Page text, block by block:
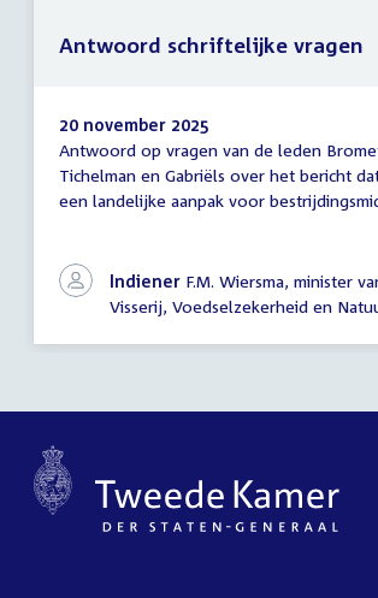
Antwoord
schriftelijke
vragen
20 november 2025
Antwoord op vragen van de leden
Tichelman en Gabriëls over het bericht
een landelijke aanpak voor
Indiener F.M. Wiersma, minister
Visserij, Voedselzekerheid en
Antwoord schriftelijke vragen